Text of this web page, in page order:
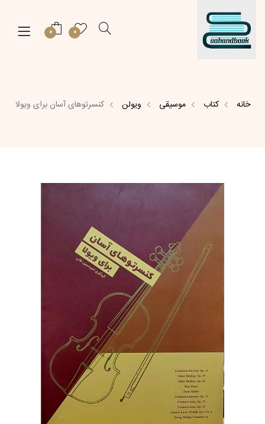
0
0
خانه کتاب موسیقی ویولن کنسرتوهای آسان برای ویولا